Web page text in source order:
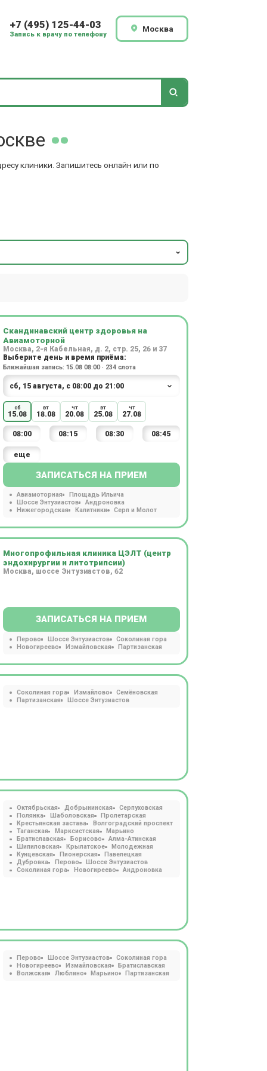
+7 (495) 125-44-03
Запись к врачу по телефону
Москва
клиники. Запишитесь онлайн или по
Скандинавский центр здоровья на
Авиамоторной
Москва, 2-я Кабельная, д. 2, стр. 25, 26 и 37
Выберите день и время приёма:
Ближайшая запись: 15.08 08:00 · 234 слота
сб
15.08
вт
18.08
чт
20.08
вт
25.08
чт
27.08
08:00 08:15 08:30 08:45
еще
ЗАПИСАТЬСЯ НА ПРИЕМ
Авиамоторная
Площадь Ильича
Шоссе Энтузиастов
Андроновка
Нижегородская
Калитники Серп и Молот
Многопрофильная клиника ЦЭЛТ (центр
эндохирургии и литотрипсии)
Москва, шоссе Энтузиастов, 62
ЗАПИСАТЬСЯ НА ПРИЕМ
Перово Шоссе Энтузиастов
Соколиная гора
Новогиреево
Измайловская Партизанская
Соколиная гора Измайлово
Семёновская
Партизанская
Шоссе Энтузиастов
Октябрьская Добрынинская
Серпуховская
Полянка
Шаболовская
Пролетарская
Крестьянская застава
Волгоградский проспект
Таганская
Марксистская
Марьино
Братиславская
Борисово
Алма-Атинская
Шипиловская
Крылатское
Молодежная
Кунцевская
Пионерская
Павелецкая
Дубровка
Перово
Шоссе Энтузиастов
Соколиная гора
Новогиреево Андроновка
Перово Шоссе Энтузиастов
Соколиная гора
Новогиреево
Измайловская
Братиславская
Волжская
Люблино Марьино Партизанская